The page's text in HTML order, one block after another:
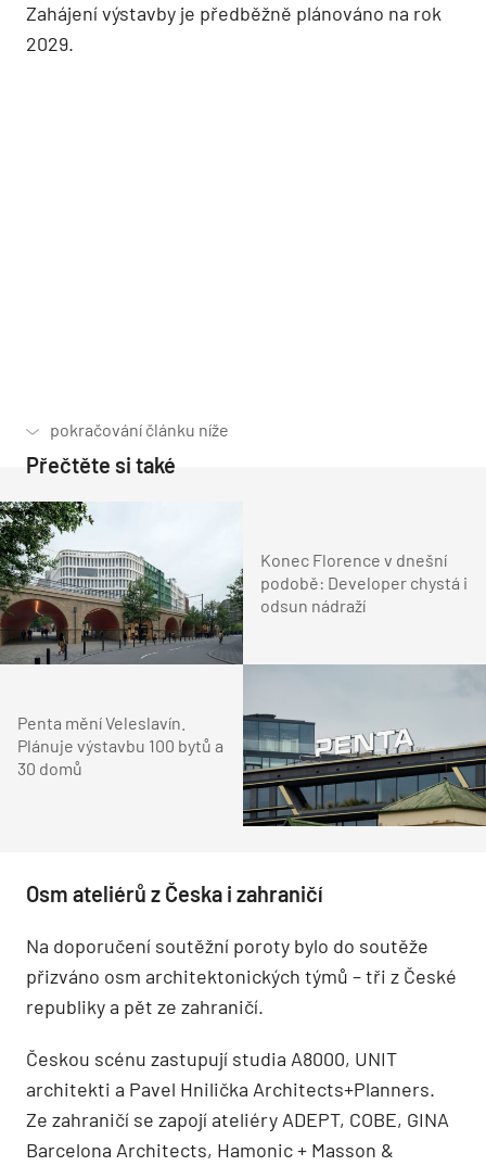
Zahájení výstavby je předběžně plánováno na rok
2029.
Přečtěte si také
Konec Florence v dnešní
podobě: Developer chystá i
odsun nádraží
Penta mění Veleslavín.
Plánuje výstavbu 100 bytů a
30 domů
Osm ateliérů z Česka i zahraničí
Na doporučení soutěžní poroty bylo do soutěže
přizváno osm architektonických týmů – tři z České
republiky a pět ze zahraničí.
Českou scénu zastupují studia A8000, UNIT
architekti a Pavel Hnilička Architects+Planners.
Ze zahraničí se zapojí ateliéry ADEPT, COBE, GINA
Barcelona Architects, Hamonic + Masson &